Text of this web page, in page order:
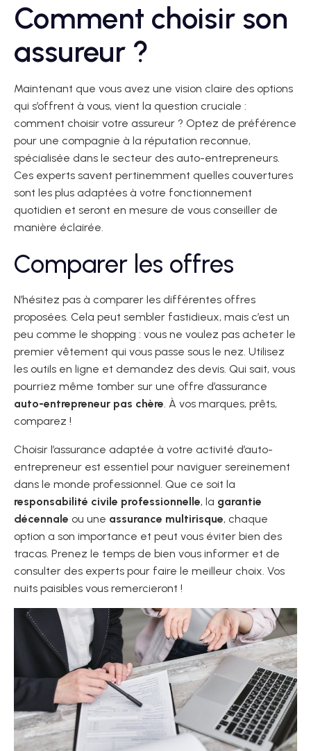
Comment choisir son
assureur ?
Maintenant que vous avez une vision claire des options
qui s’offrent à vous, vient la question cruciale :
comment choisir votre assureur ? Optez de préférence
pour une compagnie à la réputation reconnue,
spécialisée dans le secteur des auto-entrepreneurs.
Ces experts savent pertinemment quelles couvertures
sont les plus adaptées à votre fonctionnement
quotidien et seront en mesure de vous conseiller de
manière éclairée.
Comparer les offres
N’hésitez pas à comparer les différentes offres
proposées. Cela peut sembler fastidieux, mais c’est un
peu comme le shopping : vous ne voulez pas acheter le
premier vêtement qui vous passe sous le nez. Utilisez
les outils en ligne et demandez des devis. Qui sait, vous
pourriez même tomber sur une offre d’assurance
auto-entrepreneur pas chère. À vos marques, prêts,
comparez !
Choisir l’assurance adaptée à votre activité d’auto-
entrepreneur est essentiel pour naviguer sereinement
dans le monde professionnel. Que ce soit la
responsabilité civile professionnelle, la garantie
décennale ou une assurance multirisque, chaque
option a son importance et peut vous éviter bien des
tracas. Prenez le temps de bien vous informer et de
consulter des experts pour faire le meilleur choix. Vos
nuits paisibles vous remercieront !